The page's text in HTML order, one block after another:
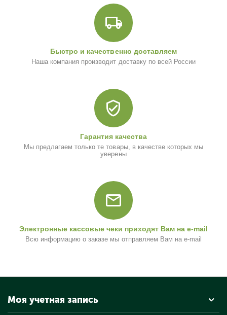
Быстро и качественно доставляем
Наша компания производит доставку по всей России
Гарантия качества
Мы предлагаем только те товары, в качестве которых мы
уверены
Электронные кассовые чеки приходят Вам на e-mail
Всю информацию о заказе мы отправляем Вам на e-mail
Моя учетная запись